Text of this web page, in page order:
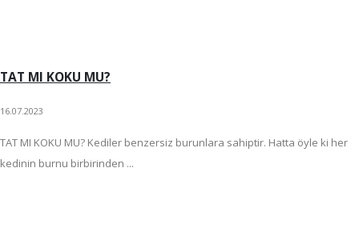
TAT MI KOKU MU?
16.07.2023
TAT MI KOKU MU? Kediler benzersiz burunlara sahiptir. Hatta öyle ki her
kedinin burnu birbirinden ...